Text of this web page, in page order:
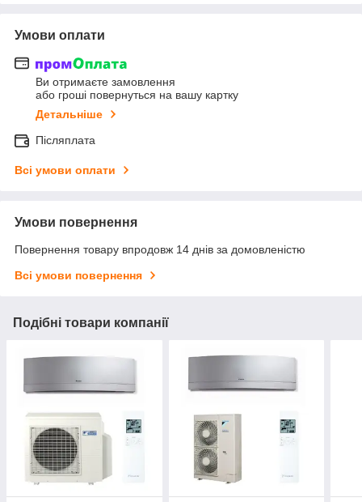
Умови оплати
Ви отримаєте замовлення
або гроші повернуться на вашу картку
Детальніше
Післяплата
Всі умови оплати
Умови повернення
Повернення товару впродовж 14 днів за домовленістю
Всі умови повернення
Подібні товари компанії